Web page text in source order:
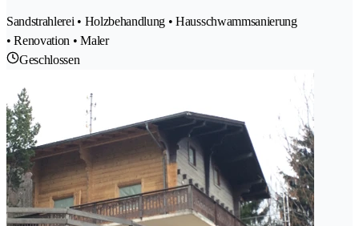
Sandstrahlerei • Holzbehandlung • Hausschwammsanierung
• Renovation • Maler
Geschlossen